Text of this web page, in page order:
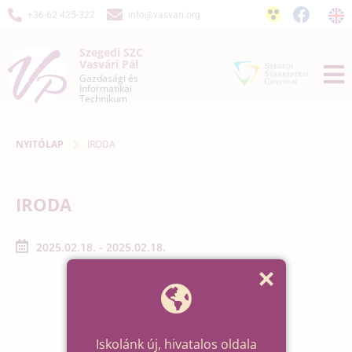
+36-62 425-322 info@vasvari.org
Szegedi SZC
Vasvári Pál
Gazdasági és
Informatikai
Technikum
NYITÓLAP IRODA
IRODA
2025.02.18. - 2025.02.18.
Iskolánk új, hivatalos oldala